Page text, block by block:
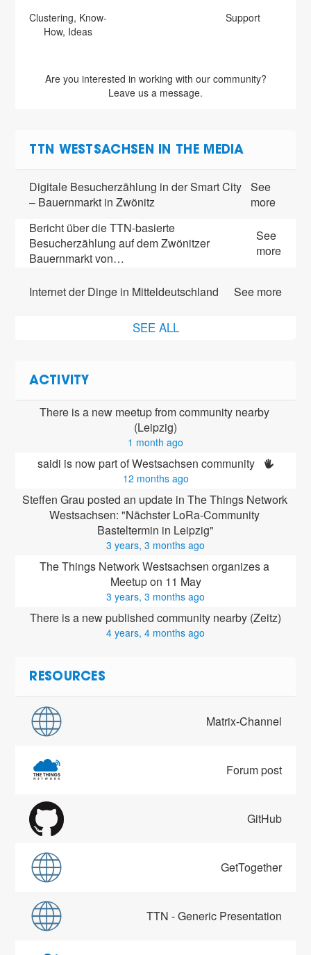
Clustering, Know-
How, Ideas
Support
Are you interested in working with our community?
Leave us a message.
TTN WESTSACHSEN IN THE MEDIA
Digitale Besucherzählung in der Smart City
– Bauernmarkt in Zwönitz
See
more
Bericht über die TTN-basierte
Besucherzählung auf dem Zwönitzer
Bauernmarkt von…
See
more
Internet der Dinge in Mitteldeutschland See more
SEE ALL
ACTIVITY
There is a new meetup from community nearby
(Leipzig)
1 month ago
saidi is now part of Westsachsen community
12 months ago
Steffen Grau posted an update in The Things Network
Westsachsen: "Nächster LoRa-Community
Basteltermin in Leipzig"
3 years, 3 months ago
The Things Network Westsachsen organizes a
Meetup on 11 May
3 years, 3 months ago
There is a new published community nearby (Zeitz)
4 years, 4 months ago
RESOURCES
Matrix-Channel
Forum post
GitHub
GetTogether
TTN - Generic Presentation